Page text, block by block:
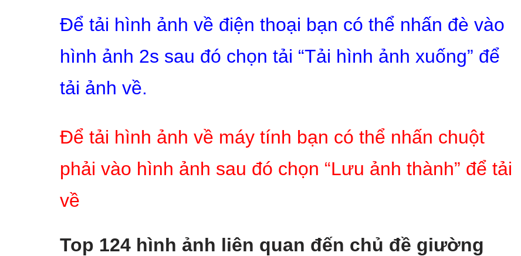
Để tải hình ảnh về điện thoại bạn có thể nhấn đè vào
hình ảnh 2s sau đó chọn tải “Tải hình ảnh xuống” để
tải ảnh về.
Để tải hình ảnh về máy tính bạn có thể nhấn chuột
phải vào hình ảnh sau đó chọn “Lưu ảnh thành” để tải
về
Top 124 hình ảnh liên quan đến chủ đề giường